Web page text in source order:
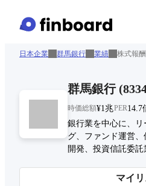
日本企業 群馬銀行 業績 株式報
群馬銀行(
時価総額¥1兆PER14.7
銀行業を中心に、
グ、ファンド運営
開発、投資信託委託
マイ